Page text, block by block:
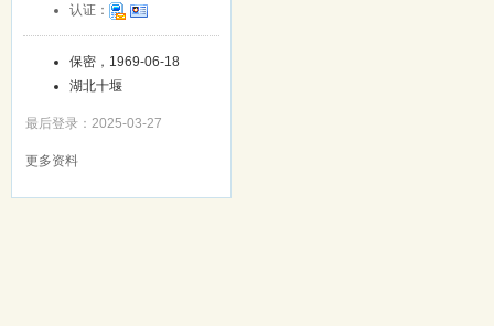
认证：
保密，1969-06-18
湖北十堰
最后登录：2025-03-27
更多资料